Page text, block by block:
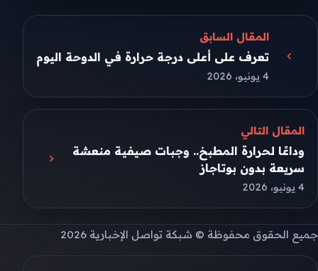
المقال السابق
تعرف على أعلى درجة حرارة في الدوحة اليوم
4 يونيو، 2026
المقال التالي
وداعًا لحرارة المطبخ.. وجبات صيفية منعشة
سريعة بدون بوتاجاز
4 يونيو، 2026
جميع الحقوق محفوظة © شبكة تواصل الإخبارية 2026